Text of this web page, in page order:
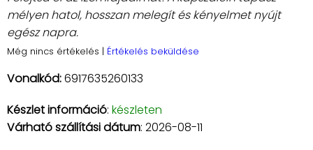
mélyen hatol, hosszan melegít és kényelmet nyújt
egész napra.
Még nincs értékelés | Értékelés beküldése
Vonalkód:6917635260133
Készlet információ: készleten
Várható szállítási dátum: 2026-08-11